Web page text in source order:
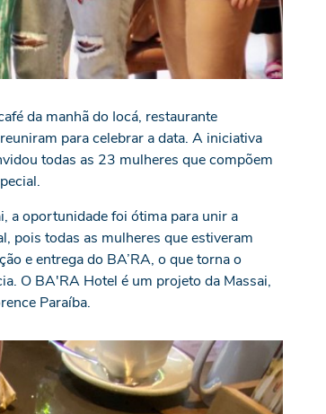
da manhã do Iocá, restaurante
para celebrar a data. A iniciativa
todas as 23 mulheres que compõem
a oportunidade foi ótima para unir a
pois todas as mulheres que estiveram
e entrega do BA’RA, o que torna o
O BA'RA Hotel é um projeto da Massai,
Paraíba.